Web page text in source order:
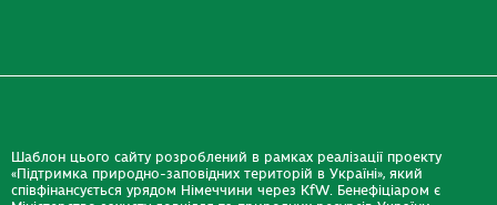
Шаблон цього сайту розроблений в рамках реалізації проекту
«Підтримка природно-заповідних територій в Україні», який
співфінансується урядом Німеччини через KfW. Бенефіціаром є